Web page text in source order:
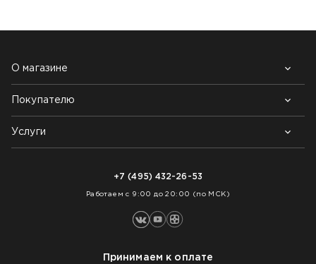
О магазине
Почему выбирают нас
Контакты
Блог
Покупателю
Возврат товара
Как заказать
Услуги
+7 (495) 432-26-53
Работаем с 9:00 до 20:00 (по МСК)
Принимаем к оплате